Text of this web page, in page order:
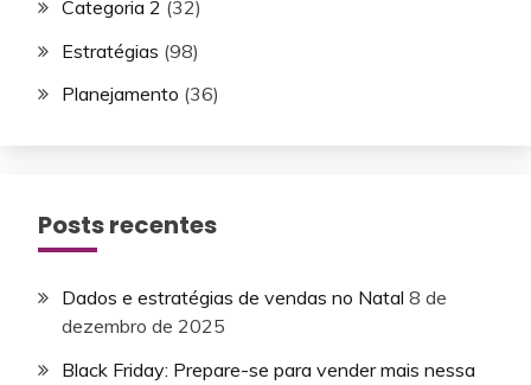
Categoria 2 (32)
Estratégias (98)
Planejamento (36)
Posts recentes
Dados e estratégias de vendas no Natal 8 de
dezembro de 2025
Black Friday: Prepare-se para vender mais nessa